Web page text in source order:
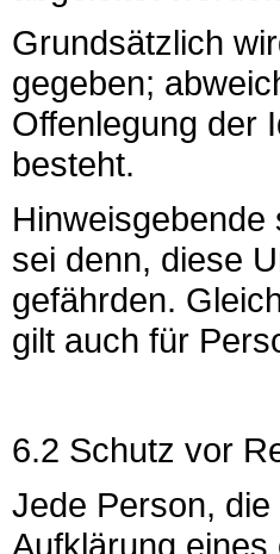
Grundsätzlich
gegeben;
Offenlegung der
besteht.
sei denn, diese
gefährden.
gilt auch für
6.2 Schutz vor
Jede Person,
Aufklärung